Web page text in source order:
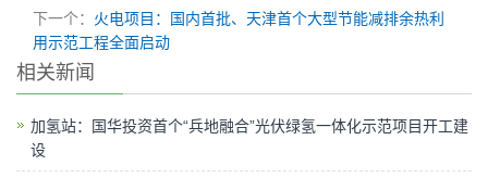
下一个： 火电项目：国内首批、天津首个大型节能减排余热利
用示范工程全面启动
相关新闻
加氢站：国华投资首个“兵地融合”光伏绿氢一体化示范项目开工建
设